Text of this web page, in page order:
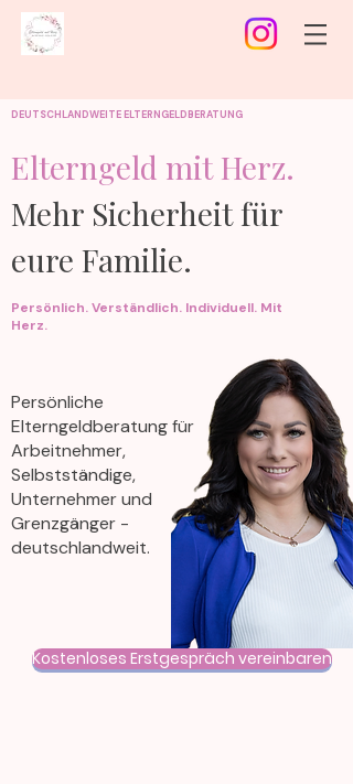
DEUTSCHLANDWEITE ELTERNGELDBERATUNG
Elterngeld mit Herz.
Mehr Sicherheit für
eure Familie.
Persönlich. Verständlich. Individuell. Mit
Herz.
Persönliche
Elterngeldberatung für
Arbeitnehmer,
Selbstständige,
Unternehmer und
Grenzgänger -
deutschlandweit.
Kostenloses Erstgespräch vereinbaren